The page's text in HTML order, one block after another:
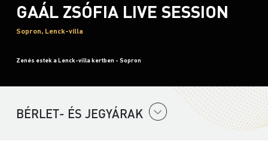
GAÁL ZSÓFIA LIVE SESSION
Sopron, Lenck-villa
Zenés estek a Lenck-villa kertben - Sopron
BÉRLET- ÉS JEGYÁRAK